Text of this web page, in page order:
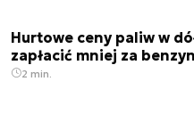
Hurtowe ceny paliw w
zapłacić mniej za
2 min.